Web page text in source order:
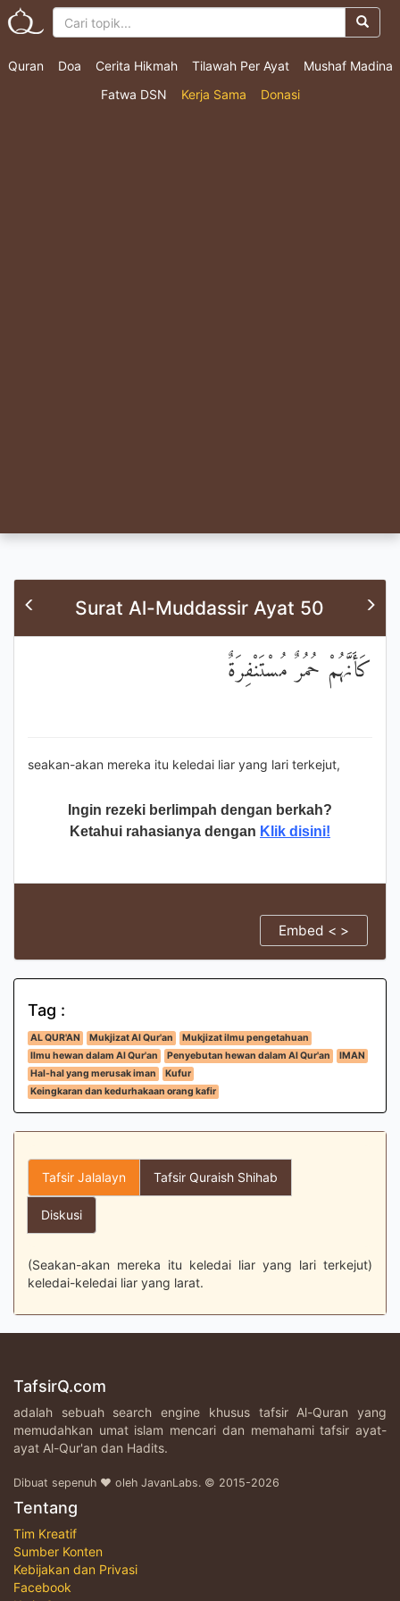
Quran Doa Cerita Hikmah Tilawah Per Ayat
Mushaf Madina
Fatwa DSN
Kerja Sama Donasi
Surat Al-Muddassir Ayat 50
كَأَنَّهُمْ حُمُرٌ مُسْتَنْفِرَةٌ
seakan-akan mereka itu keledai liar yang lari terkejut,
Ingin rezeki berlimpah dengan berkah?
Ketahui rahasianya dengan Klik disini!
Embed < >
Tag :
AL QUR'AN Mukjizat Al Qur'an
Mukjizat ilmu pengetahuan
Ilmu hewan dalam Al Qur'an
Penyebutan hewan dalam Al Qur'an
IMAN
Hal-hal yang merusak iman
Kufur
Keingkaran dan kedurhakaan orang kafir
Tafsir Jalalayn Tafsir Quraish Shihab
Diskusi
(Seakan-akan mereka itu keledai liar yang lari terkejut)
keledai-keledai liar yang larat.
TafsirQ.com
adalah sebuah search engine khusus tafsir Al-Quran yang
memudahkan umat islam mencari dan memahami tafsir ayat-
ayat Al-Qur'an dan Hadits.
Dibuat sepenuh ♥ oleh JavanLabs. © 2015-2026
Tentang
Tim Kreatif
Sumber Konten
Kebijakan dan Privasi
Facebook